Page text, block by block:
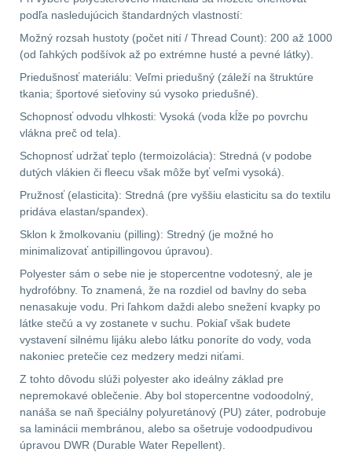
Popruhy a poutka
Kolimátory
CQB21
Na vzduchovku15
Na kuše2
Přesné střílení22
podľa nasledujúcich štandardných vlastností:
Možný rozsah hustoty (počet nití / Thread Count): 200 až 1000
(od ľahkých podšívok až po extrémne husté a pevné látky).
Priedušnosť materiálu: Veľmi priedušný (záleží na štruktúre
tkania; športové sieťoviny sú vysoko priedušné).
Schopnosť odvodu vlhkosti: Vysoká (voda kĺže po povrchu
vlákna preč od tela).
Schopnosť udržať teplo (termoizolácia): Stredná (v podobe
dutých vlákien či fleecu však môže byť veľmi vysoká).
Pružnosť (elasticita): Stredná (pre vyššiu elasticitu sa do textilu
pridáva elastan/spandex).
Sklon k žmolkovaniu (pilling): Stredný (je možné ho
minimalizovať antipillingovou úpravou).
Polyester sám o sebe nie je stopercentne vodotesný, ale je
hydrofóbny. To znamená, že na rozdiel od bavlny do seba
nenasakuje vodu. Pri ľahkom daždi alebo snežení kvapky po
látke stečú a vy zostanete v suchu. Pokiaľ však budete
vystavení silnému lijáku alebo látku ponoríte do vody, voda
nakoniec pretečie cez medzery medzi niťami.
Z tohto dôvodu slúži polyester ako ideálny základ pre
nepremokavé oblečenie. Aby bol stopercentne vodoodolný,
nanáša se naň špeciálny polyuretánový (PU) záter, podrobuje
sa laminácii membránou, alebo sa ošetruje vodoodpudivou
úpravou DWR (Durable Water Repellent).